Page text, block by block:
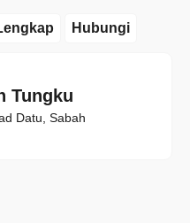
Hubungi
Tungku
Datu, Sabah